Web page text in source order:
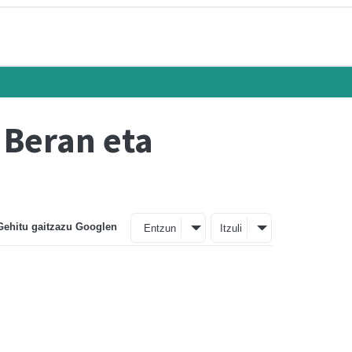
eta
gaitzazu Googlen Entzun Itzuli